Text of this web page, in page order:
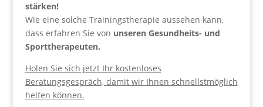
stärken!
Wie eine solche Trainingstherapie aussehen kann,
dass erfahren Sie von unseren Gesundheits- und
Sporttherapeuten.
Holen Sie sich jetzt Ihr kostenloses
Beratungsgespräch, damit wir Ihnen schnellstmöglich
helfen können.